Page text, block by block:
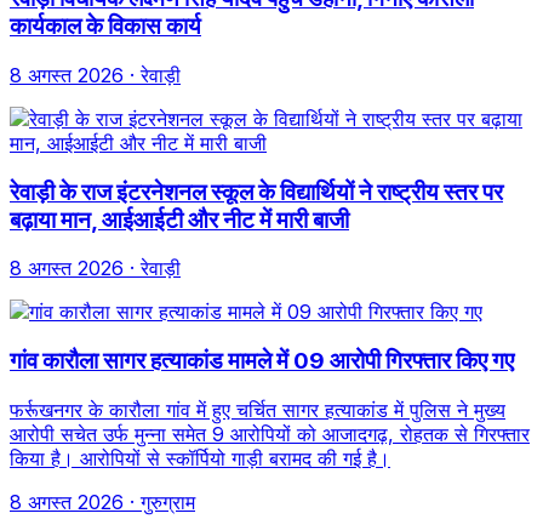
कार्यकाल के विकास कार्य
8 अगस्त 2026 · रेवाड़ी
रेवाड़ी के राज इंटरनेशनल स्कूल के विद्यार्थियों ने राष्ट्रीय स्तर पर
बढ़ाया मान, आईआईटी और नीट में मारी बाजी
8 अगस्त 2026 · रेवाड़ी
गांव कारौला सागर हत्याकांड मामले में 09 आरोपी गिरफ्तार किए गए
फर्रूखनगर के कारौला गांव में हुए चर्चित सागर हत्याकांड में पुलिस ने मुख्य
आरोपी सचेत उर्फ मुन्ना समेत 9 आरोपियों को आजादगढ़, रोहतक से गिरफ्तार
किया है। आरोपियों से स्कॉर्पियो गाड़ी बरामद की गई है।
8 अगस्त 2026 · गुरुग्राम